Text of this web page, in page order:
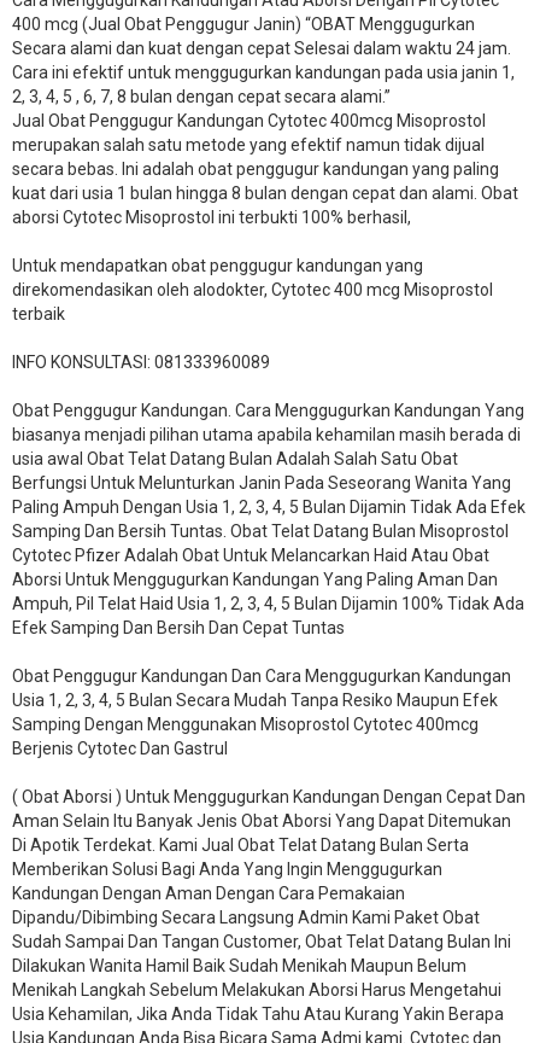
400 mcg (Jual Obat Penggugur Janin) “OBAT Menggugurkan
Secara alami dan kuat dengan cepat Selesai dalam waktu 24 jam.
Cara ini efektif untuk menggugurkan kandungan pada usia janin 1,
2, 3, 4, 5 , 6, 7, 8 bulan dengan cepat secara alami.”
Jual Obat Penggugur Kandungan Cytotec 400mcg Misoprostol
merupakan salah satu metode yang efektif namun tidak dijual
secara bebas. Ini adalah obat penggugur kandungan yang paling
kuat dari usia 1 bulan hingga 8 bulan dengan cepat dan alami. Obat
aborsi Cytotec Misoprostol ini terbukti 100% berhasil,
Untuk mendapatkan obat penggugur kandungan yang
direkomendasikan oleh alodokter, Cytotec 400 mcg Misoprostol
terbaik
INFO KONSULTASI: 081333960089
​Obat Penggugur Kandungan. Cara Menggugurkan Kandungan Yang
biasanya menjadi pilihan utama apabila kehamilan masih berada di
usia awal Obat Telat Datang Bulan Adalah Salah Satu Obat
Berfungsi Untuk Melunturkan Janin Pada Seseorang Wanita Yang
Paling Ampuh Dengan Usia 1, 2, 3, 4, 5 Bulan Dijamin Tidak Ada Efek
Samping Dan Bersih Tuntas. Obat Telat Datang Bulan Misoprostol
Cytotec Pfizer Adalah Obat Untuk Melancarkan Haid Atau Obat
Aborsi Untuk Menggugurkan Kandungan Yang Paling Aman Dan
Ampuh, Pil Telat Haid Usia 1, 2, 3, 4, 5 Bulan Dijamin 100% Tidak Ada
Efek Samping Dan Bersih Dan Cepat Tuntas
Obat Penggugur Kandungan Dan Cara Menggugurkan Kandungan
Usia 1, 2, 3, 4, 5 Bulan Secara Mudah Tanpa Resiko Maupun Efek
Samping Dengan Menggunakan Misoprostol Cytotec 400mcg
Berjenis Cytotec Dan Gastrul
( Obat Aborsi ) Untuk Menggugurkan Kandungan Dengan Cepat Dan
Aman Selain Itu Banyak Jenis Obat Aborsi Yang Dapat Ditemukan
Di Apotik Terdekat. Kami Jual Obat Telat Datang Bulan Serta
Memberikan Solusi Bagi Anda Yang Ingin Menggugurkan
Kandungan Dengan Aman Dengan Cara Pemakaian
Dipandu/Dibimbing Secara Langsung Admin Kami Paket Obat
Sudah Sampai Dan Tangan Customer, Obat Telat Datang Bulan Ini
Dilakukan Wanita Hamil Baik Sudah Menikah Maupun Belum
Menikah Langkah Sebelum Melakukan Aborsi Harus Mengetahui
Usia Kehamilan, Jika Anda Tidak Tahu Atau Kurang Yakin Berapa
Usia Kandungan Anda Bisa Bicara Sama Admi kami. Cytotec dan